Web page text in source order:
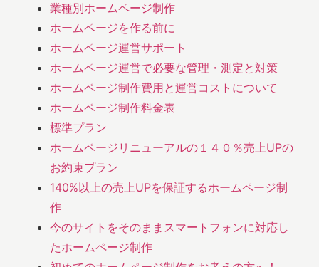
業種別ホームページ制作
ホームページを作る前に
ホームページ運営サポート
ホームページ運営で必要な管理・測定と対策
ホームページ制作費用と運営コストについて
ホームページ制作料金表
標準プラン
ホームページリニューアルの１４０％売上UPの
お約束プラン
140%以上の売上UPを保証するホームページ制
作
今のサイトをそのままスマートフォンに対応し
たホームページ制作